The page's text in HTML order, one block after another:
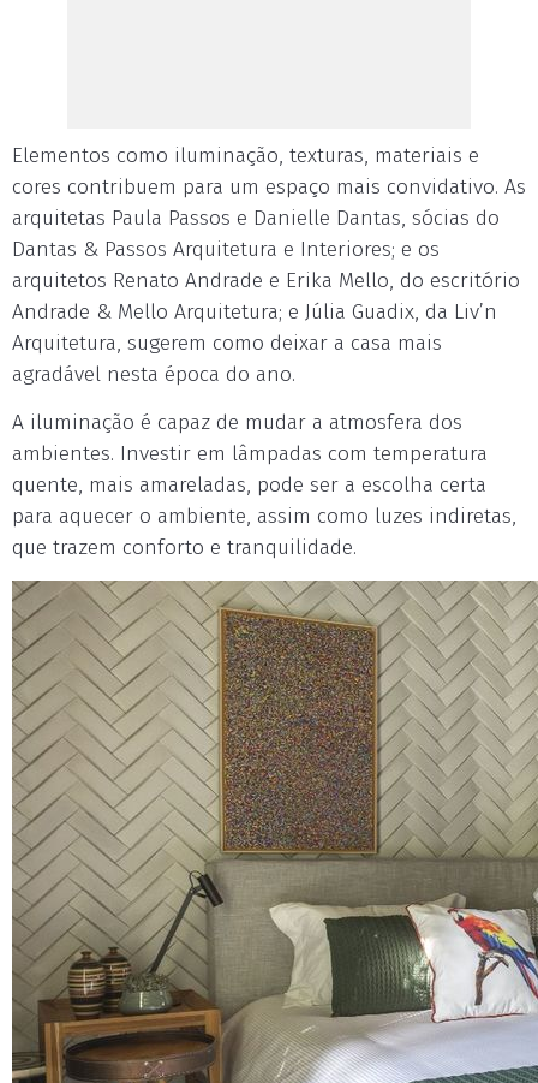
Elementos como iluminação, texturas, materiais e
cores contribuem para um espaço mais convidativo. As
arquitetas Paula Passos e Danielle Dantas, sócias do
Dantas & Passos Arquitetura e Interiores; e os
arquitetos Renato Andrade e Erika Mello, do escritório
Andrade & Mello Arquitetura; e Júlia Guadix, da Liv’n
Arquitetura, sugerem como deixar a casa mais
agradável nesta época do ano.
A iluminação é capaz de mudar a atmosfera dos
ambientes. Investir em lâmpadas com temperatura
quente, mais amareladas, pode ser a escolha certa
para aquecer o ambiente, assim como luzes indiretas,
que trazem conforto e tranquilidade.